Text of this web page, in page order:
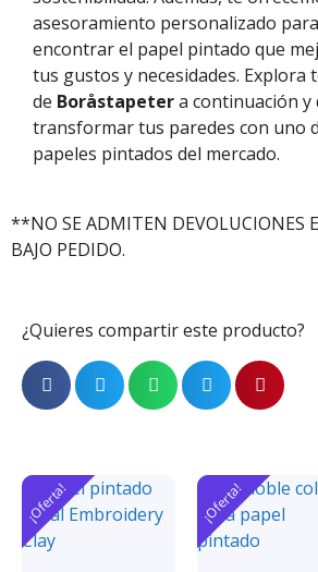
asesoramiento personalizado
encontrar el papel pintado que
tus gustos y necesidades. Explora
de Boråstapetera continuación y
transformar tus paredes con uno
papeles pintados del mercado.
**NO SE ADMITEN DEVOLUCIONES
BAJO PEDIDO.
¿Quieres compartir este producto?
¡Oferta! ¡Oferta!